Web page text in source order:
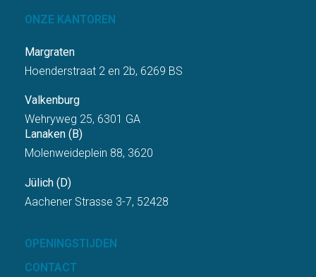
ONZE KANTOREN
Margraten
Hoenderstraat 2 en 2b, 6269 BS
Valkenburg
Wehryweg 25, 6301 GA
Lanaken (B)
Molenweideplein 88, 3620
Jülich (D)
Aachener Strasse 3-7, 52428
OPENINGSTIJDEN
CONTACT